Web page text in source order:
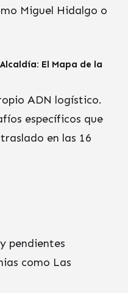
Miguel Hidalgo o
El Mapa de la
ADN logístico.
específicos que
en las 16
pendientes
como Las